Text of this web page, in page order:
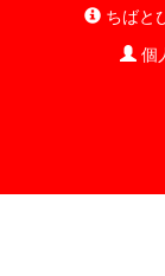
ちばと
個